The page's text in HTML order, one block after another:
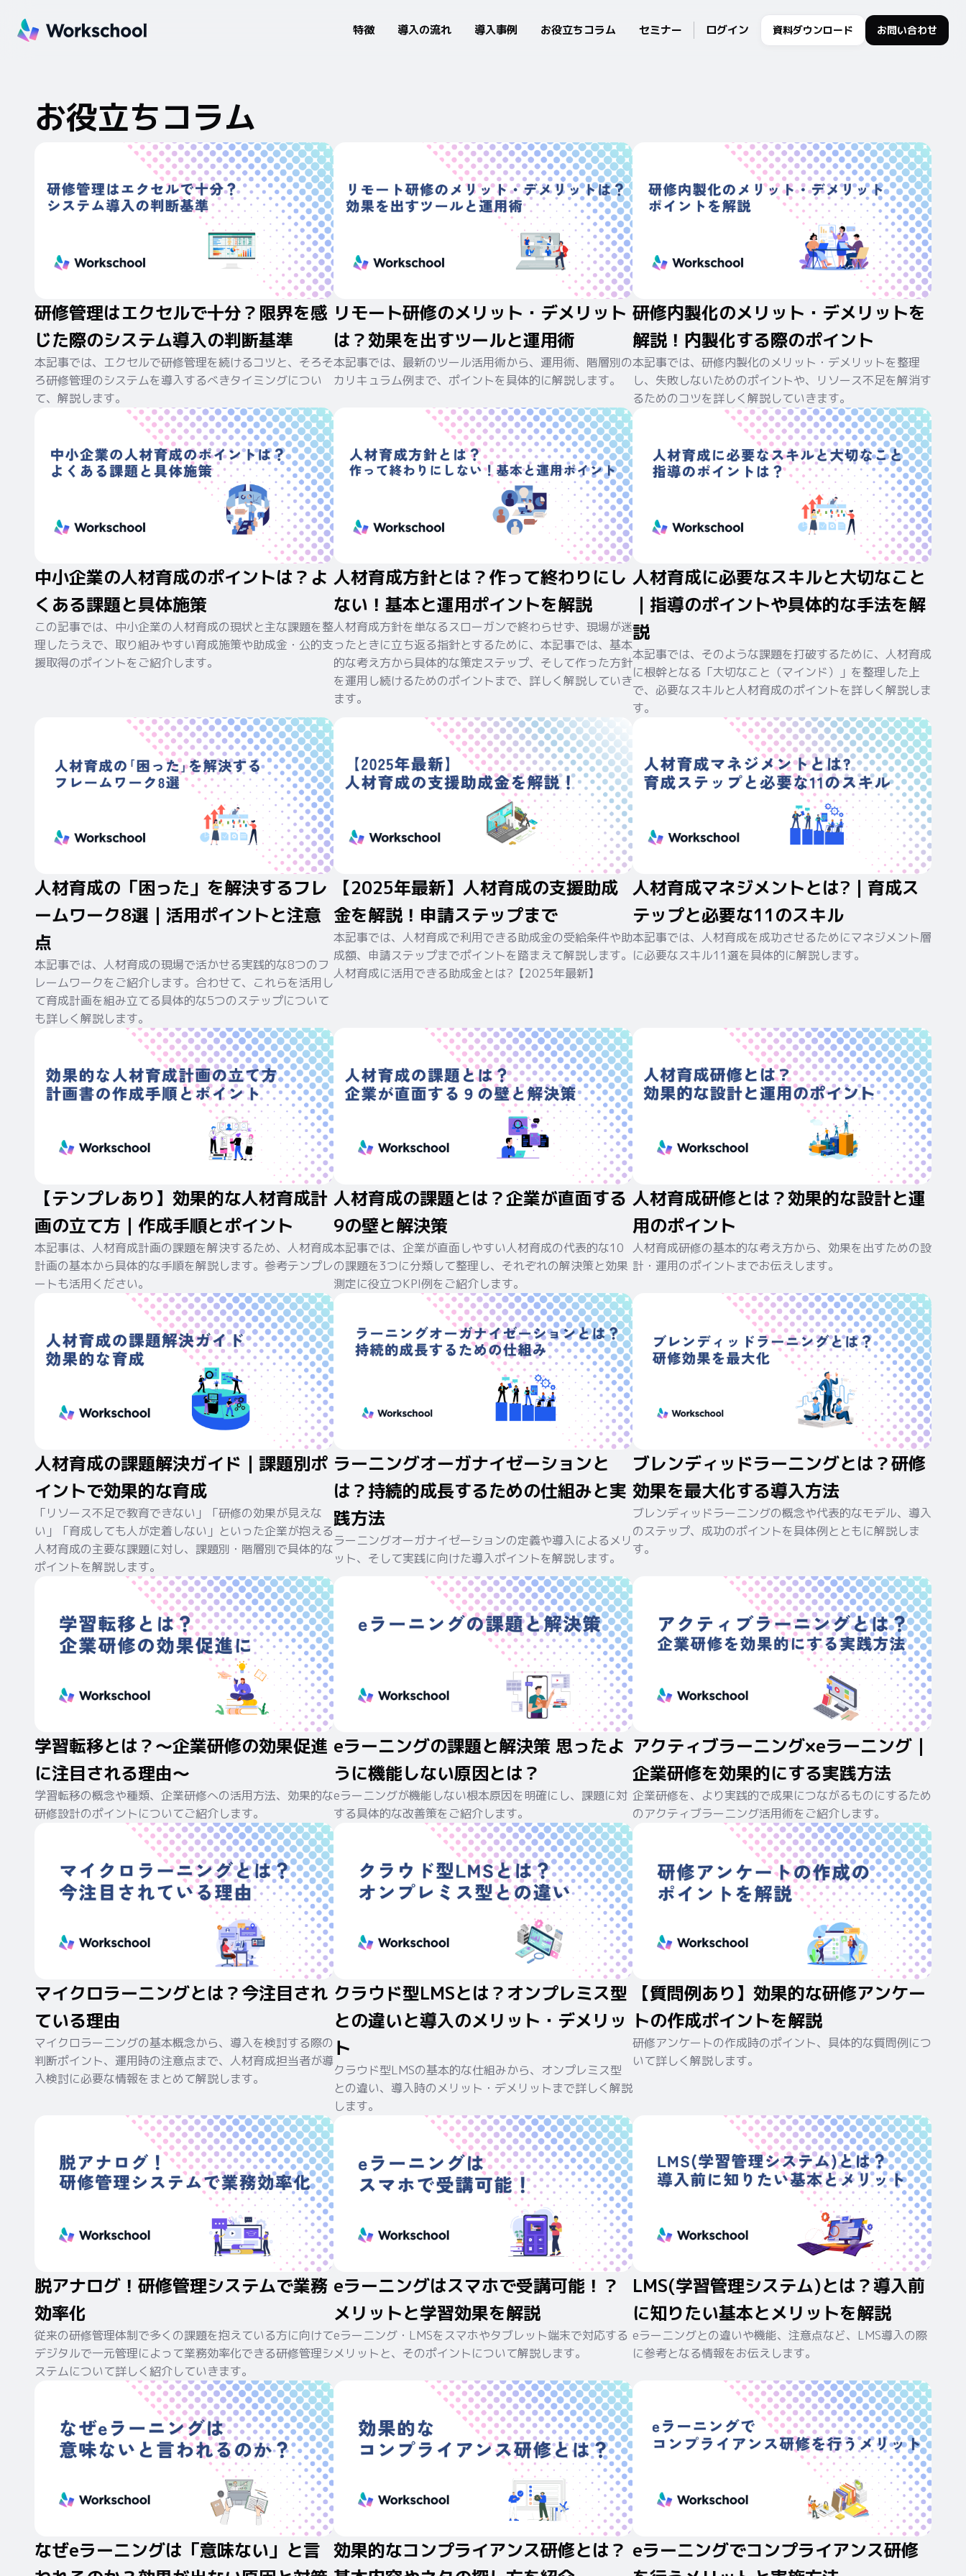
特徴 導入の流れ 導入事例 お役立ちコラム セミナー ログイン 資料ダウンロード お問い合わせ
お役立ちコラム
研修管理はエクセルで十分？限界を感
じた際のシステム導入の判断基準
本記事では、エクセルで研修管理を続けるコツと、そろそ
ろ研修管理のシステムを導入するべきタイミングについ
て、解説します。
リモート研修のメリット・デメリット
は？効果を出すツールと運用術
本記事では、最新のツール活用術から、運用術、階層別の
カリキュラム例まで、ポイントを具体的に解説します。
研修内製化のメリット・デメリットを
解説！内製化する際のポイント
本記事では、研修内製化のメリット・デメリットを整理
し、失敗しないためのポイントや、リソース不足を解消す
るためのコツを詳しく解説していきます。
中小企業の人材育成のポイントは？よ
くある課題と具体施策
この記事では、中小企業の人材育成の現状と主な課題を整
理したうえで、取り組みやすい育成施策や助成金・公的支
援取得のポイントをご紹介します。
人材育成方針とは？作って終わりにし
ない！基本と運用ポイントを解説
人材育成方針を単なるスローガンで終わらせず、現場が迷
ったときに立ち返る指針とするために、本記事では、基本
的な考え方から具体的な策定ステップ、そして作った方針
を運用し続けるためのポイントまで、詳しく解説していき
ます。
人材育成に必要なスキルと大切なこと
｜指導のポイントや具体的な手法を解
説
本記事では、そのような課題を打破するために、人材育成
に根幹となる「大切なこと（マインド）」を整理した上
で、必要なスキルと人材育成のポイントを詳しく解説しま
す。
人材育成の「困った」を解決するフレ
ームワーク8選｜活用ポイントと注意
点
本記事では、人材育成の現場で活かせる実践的な8つのフ
レームワークをご紹介します。合わせて、これらを活用し
て育成計画を組み立てる具体的な5つのステップについて
も詳しく解説します。
【2025年最新】人材育成の支援助成
金を解説！申請ステップまで
本記事では、人材育成で利用できる助成金の受給条件や助
成額、申請ステップまでポイントを踏まえて解説します。
人材育成に活用できる助成金とは?【2025年最新】
人材育成マネジメントとは?｜育成ス
テップと必要な11のスキル
本記事では、人材育成を成功させるためにマネジメント層
に必要なスキル11選を具体的に解説します。
【テンプレあり】効果的な人材育成計
画の立て方｜作成手順とポイント
本記事は、人材育成計画の課題を解決するため、人材育成
計画の基本から具体的な手順を解説します。参考テンプレ
ートも活用ください。
人材育成の課題とは？企業が直面する
9の壁と解決策
本記事では、企業が直面しやすい人材育成の代表的な10
の課題を3つに分類して整理し、それぞれの解決策と効果
測定に役立つKPI例をご紹介します。
人材育成研修とは？効果的な設計と運
用のポイント
人材育成研修の基本的な考え方から、効果を出すための設
計・運用のポイントまでお伝えします。
人材育成の課題解決ガイド｜課題別ポ
イントで効果的な育成
「リソース不足で教育できない」「研修の効果が見えな
い」「育成しても人が定着しない」といった企業が抱える
人材育成の主要な課題に対し、課題別・階層別で具体的な
ポイントを解説します。
ラーニングオーガナイゼーションと
は？持続的成長するための仕組みと実
践方法
ラーニングオーガナイゼーションの定義や導入によるメリ
ット、そして実践に向けた導入ポイントを解説します。
ブレンディッドラーニングとは？研修
効果を最大化する導入方法
ブレンディッドラーニングの概念や代表的なモデル、導入
のステップ、成功のポイントを具体例とともに解説しま
す。
学習転移とは？～企業研修の効果促進
に注目される理由～
学習転移の概念や種類、企業研修への活用方法、効果的な
研修設計のポイントについてご紹介します。
eラーニングの課題と解決策 思ったよ
うに機能しない原因とは？
eラーニングが機能しない根本原因を明確にし、課題に対
する具体的な改善策をご紹介します。
アクティブラーニング×eラーニング｜
企業研修を効果的にする実践方法
企業研修を、より実践的で成果につながるものにするため
のアクティブラーニング活用術をご紹介します。
マイクロラーニングとは？今注目され
ている理由
マイクロラーニングの基本概念から、導入を検討する際の
判断ポイント、運用時の注意点まで、人材育成担当者が導
入検討に必要な情報をまとめて解説します。
クラウド型LMSとは？オンプレミス型
との違いと導入のメリット・デメリッ
ト
クラウド型LMSの基本的な仕組みから、オンプレミス型
との違い、導入時のメリット・デメリットまで詳しく解説
します。
【質問例あり】効果的な研修アンケー
トの作成ポイントを解説
研修アンケートの作成時のポイント、具体的な質問例につ
いて詳しく解説します。
脱アナログ！研修管理システムで業務
効率化
従来の研修管理体制で多くの課題を抱えている方に向けて
デジタルで一元管理によって業務効率化できる研修管理シ
ステムについて詳しく紹介していきます。
eラーニングはスマホで受講可能！？
メリットと学習効果を解説
eラーニング・LMSをスマホやタブレット端末で対応する
メリットと、そのポイントについて解説します。
LMS(学習管理システム)とは？導入前
に知りたい基本とメリットを解説
eラーニングとの違いや機能、注意点など、LMS導入の際
に参考となる情報をお伝えします。
なぜeラーニングは「意味ない」と言 効果的なコンプライアンス研修とは？ eラーニングでコンプライアンス研修